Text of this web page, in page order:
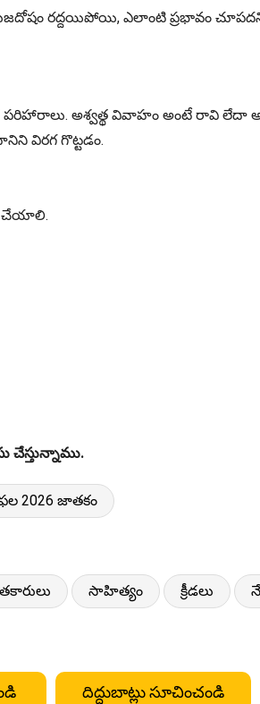
కుజదోషం రద్దయిపోయి, ఎలాంటి ప్రభావం
అశ్వత్థ వివాహం అంటే రావి లేదా
విరగ గొట్టడం.
చేయాలి.
చేస్తున్నాము.
2026 జాతకం
సాహిత్యం క్రీడలు
దిద్దుబాట్లు సూచించండి